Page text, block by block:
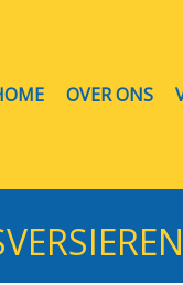
OVER ONS